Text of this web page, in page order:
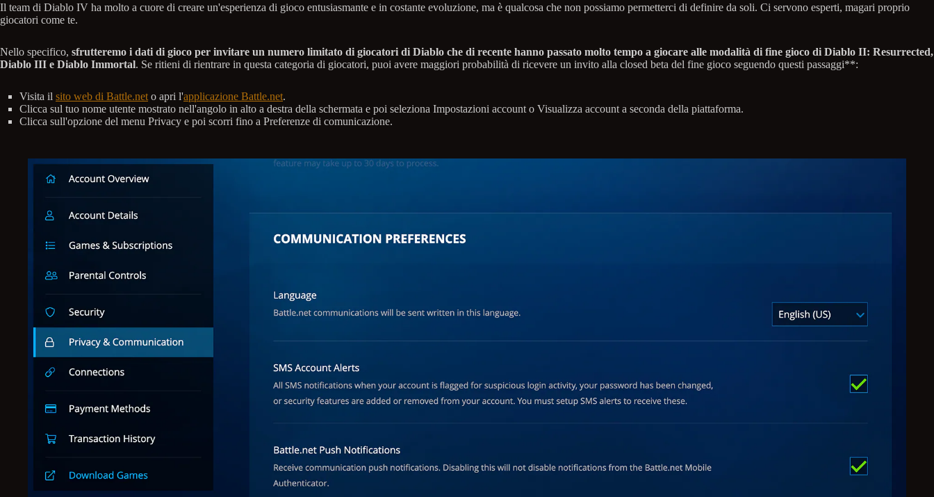
Il team di Diablo IV ha molto a cuore di creare un'esperienza di gioco entusiasmante e in costante evoluzione, ma è qualcosa che non possiamo permetterci di definire da soli. Ci servono esperti, magari proprio
giocatori come te.
Nello specifico, sfrutteremo i dati di gioco per invitare un numero limitato di giocatori di Diablo che di recente hanno passato molto tempo a giocare alle modalità di fine gioco di Diablo II: Resurrected,
Diablo III e Diablo Immortal. Se ritieni di rientrare in questa categoria di giocatori, puoi avere maggiori probabilità di ricevere un invito alla closed beta del fine gioco seguendo questi passaggi**:
Visita il sito web di Battle.net o apri l'applicazione Battle.net.
Clicca sul tuo nome utente mostrato nell'angolo in alto a destra della schermata e poi seleziona Impostazioni account o Visualizza account a seconda della piattaforma.
Clicca sull'opzione del menu Privacy e poi scorri fino a Preferenze di comunicazione.